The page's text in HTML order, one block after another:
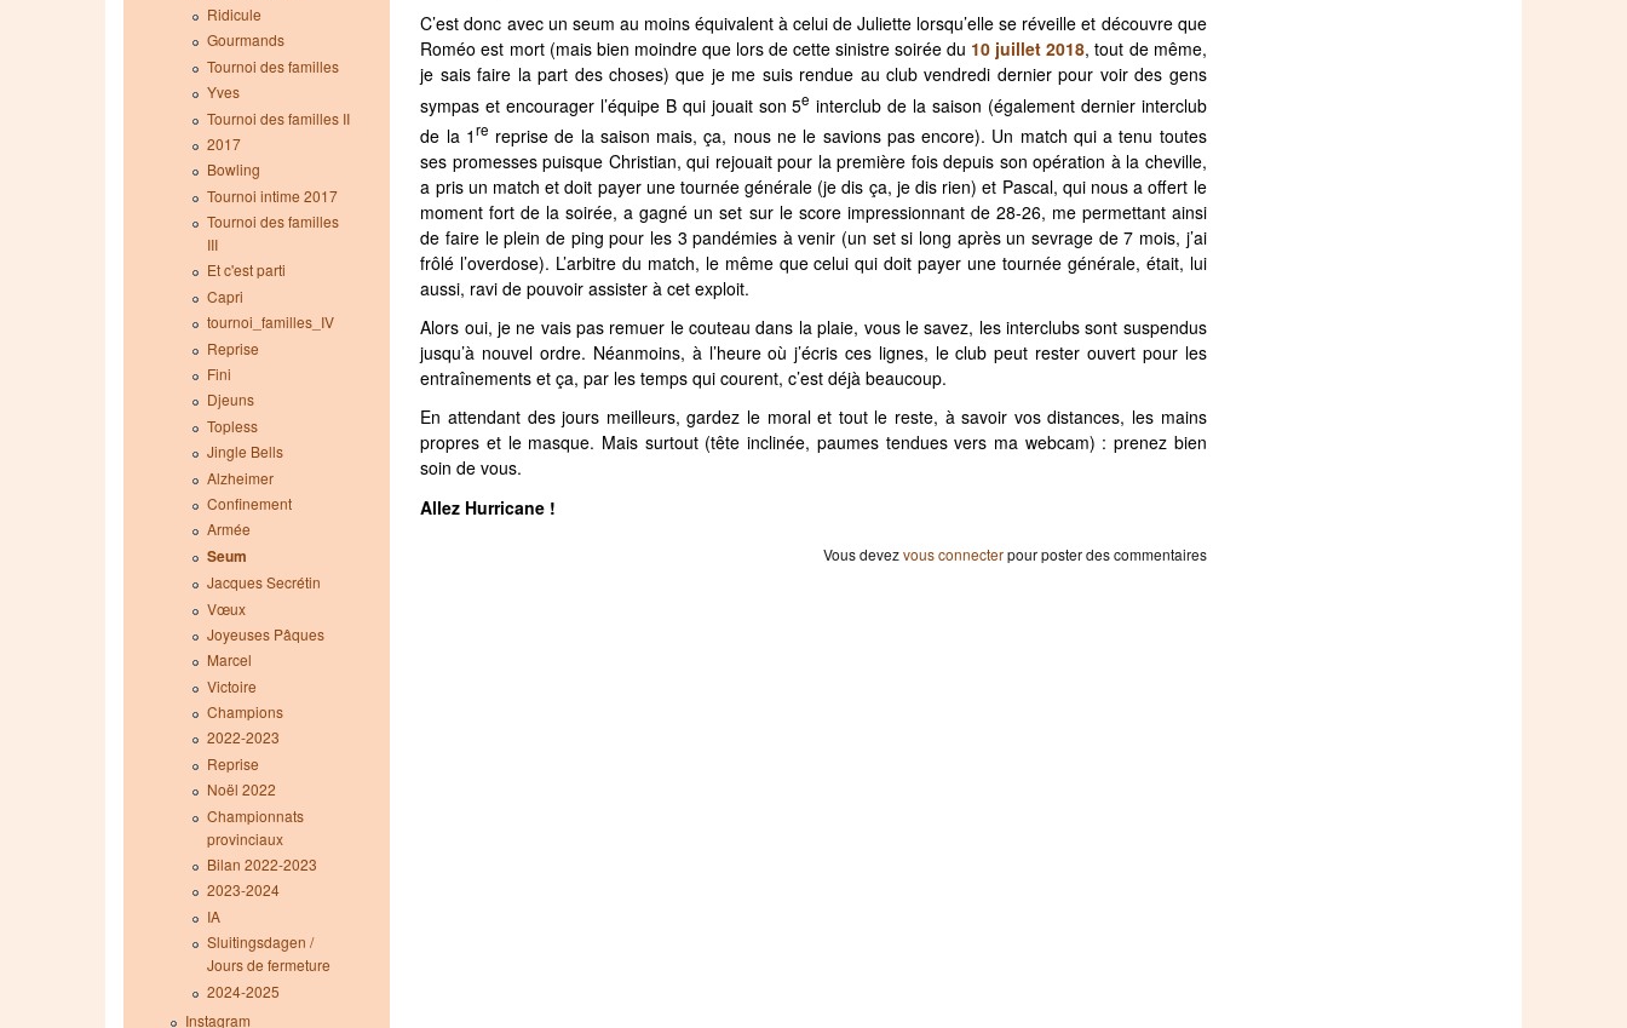
C’est donc avec un seum au moins équivalent à celui de Juliette lorsqu’elle se réveille et découvre que
Roméo est mort (mais bien moindre que lors de cette sinistre soirée du 10 juillet 2018, tout de même,
je sais faire la part des choses) que je me suis rendue au club vendredi dernier pour voir des gens
sympas et encourager l’équipe B qui jouait son 5e interclub de la saison (également dernier interclub
de la 1re reprise de la saison mais, ça, nous ne le savions pas encore). Un match qui a tenu toutes
ses promesses puisque Christian, qui rejouait pour la première fois depuis son opération à la cheville,
a pris un match et doit payer une tournée générale (je dis ça, je dis rien) et Pascal, qui nous a offert le
moment fort de la soirée, a gagné un set sur le score impressionnant de 28-26, me permettant ainsi
de faire le plein de ping pour les 3 pandémies à venir (un set si long après un sevrage de 7 mois, j’ai
frôlé l’overdose). L’arbitre du match, le même que celui qui doit payer une tournée générale, était, lui
aussi, ravi de pouvoir assister à cet exploit.
Alors oui, je ne vais pas remuer le couteau dans la plaie, vous le savez, les interclubs sont suspendus
jusqu’à nouvel ordre. Néanmoins, à l’heure où j’écris ces lignes, le club peut rester ouvert pour les
entraînements et ça, par les temps qui courent, c’est déjà beaucoup.
En attendant des jours meilleurs, gardez le moral et tout le reste, à savoir vos distances, les mains
propres et le masque. Mais surtout (tête inclinée, paumes tendues vers ma webcam) : prenez bien
soin de vous.
Allez Hurricane !
Vous devezvous connecterpour poster des commentaires
Ridicule
Gourmands
Tournoi des familles
Yves
Tournoi des familles II
2017
Bowling
Tournoi intime 2017
Tournoi des familles
III
Et c'est parti
Capri
tournoi_familles_IV
Reprise
Fini
Djeuns
Topless
Jingle Bells
Alzheimer
Confinement
Armée
Seum
Jacques Secrétin
Vœux
Joyeuses Pâques
Marcel
Victoire
Champions
2022-2023
Reprise
Noël 2022
Championnats
provinciaux
Bilan 2022-2023
2023-2024
IA
Sluitingsdagen /
Jours de fermeture
2024-2025
Instagram